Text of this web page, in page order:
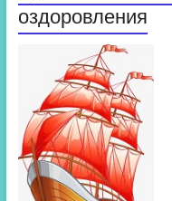
оздоровления